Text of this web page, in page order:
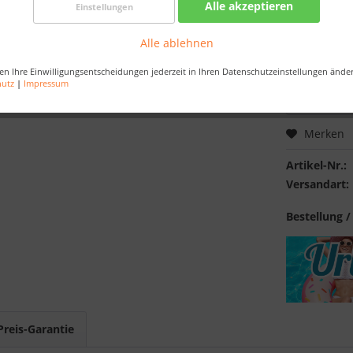
Einstellungen Alle akzeptieren
Alle ablehnen
Ihre Einwilligungsentscheidungen jederzeit in Ihren Datenschutzeinstellungen
| Impressum
Sekunden,
Merken
Artikel-Nr.:
Versandart:
Bestellung
Garantie